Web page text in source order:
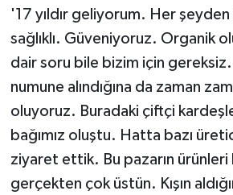
'17 yıldır geliyorum. Her
sağlıklı. Güveniyoruz. Organik
dair soru bile bizim için
numune alındığına da zaman
oluyoruz. Buradaki çiftçi
bağımız oluştu. Hatta bazı
ziyaret ettik. Bu pazarın ürünleri
gerçekten çok üstün. Kışın